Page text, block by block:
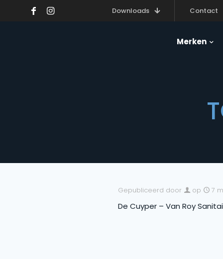
Downloads Contact
Merken
Gepubliceerd door op 7
De Cuyper – Van Roy